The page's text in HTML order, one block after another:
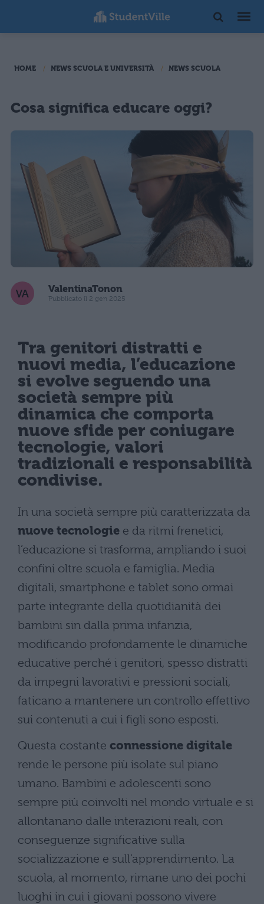
HOME NEWS SCUOLA E UNIVERSITÀ NEWS SCUOLA
Cosa significa educare oggi?
ValentinaTonon
Pubblicato il 2 gen 2025
Tra genitori distratti e
nuovi media, l’educazione
si evolve seguendo una
società sempre più
dinamica che comporta
nuove sfide per coniugare
tecnologie, valori
tradizionali e responsabilità
condivise.
In una società sempre più caratterizzata da
nuove tecnologie e da ritmi frenetici,
l’educazione si trasforma, ampliando i suoi
confini oltre scuola e famiglia. Media
digitali, smartphone e tablet sono ormai
parte integrante della quotidianità dei
bambini sin dalla prima infanzia,
modificando profondamente le dinamiche
educative perché i genitori, spesso distratti
da impegni lavorativi e pressioni sociali,
faticano a mantenere un controllo effettivo
sui contenuti a cui i figli sono esposti.
Questa costante connessione digitale
rende le persone più isolate sul piano
umano. Bambini e adolescenti sono
sempre più coinvolti nel mondo virtuale e si
allontanano dalle interazioni reali, con
conseguenze significative sulla
socializzazione e sull’apprendimento. La
scuola, al momento, rimane uno dei pochi
luoghi in cui i giovani possono vivere